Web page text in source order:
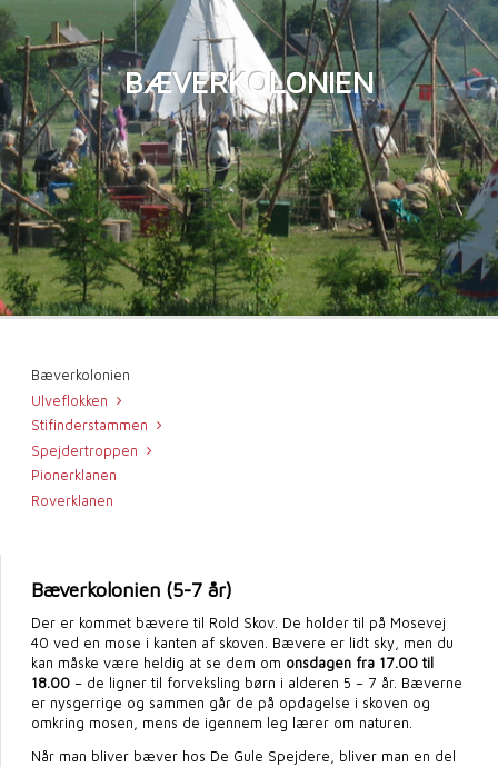
BÆVERKOLONIEN
Bæverkolonien
Ulveflokken
Stifinderstammen
Spejdertroppen
Pionerklanen
Roverklanen
Bæverkolonien (5-7 år)
Der er kommet bævere til Rold Skov. De holder til på Mosevej
40 ved en mose i kanten af skoven. Bævere er lidt sky, men du
kan måske være heldig at se dem om onsdagen fra 17.00 til
18.00 – de ligner til forveksling børn i alderen 5 – 7 år. Bæverne
er nysgerrige og sammen går de på opdagelse i skoven og
omkring mosen, mens de igennem leg lærer om naturen.
Når man bliver bæver hos De Gule Spejdere, bliver man en del